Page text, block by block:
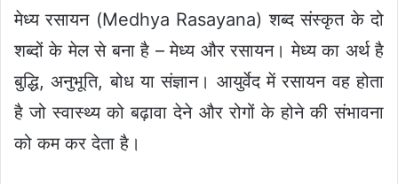
मेध्य रसायन (Medhya Rasayana) शब्द संस्कृत के दो
शब्दों के मेल से बना है – मेध्य और रसायन। मेध्य का अर्थ है
बुद्धि, अनुभूति, बोध या संज्ञान। आयुर्वेद में रसायन वह होता
है जो स्वास्थ्य को बढ़ावा देने और रोगों के होने की संभावना
को कम कर देता है।